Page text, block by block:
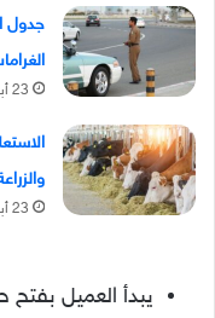
23 أبريل, 2024
23 أبريل, 2024
يبدأ العميل